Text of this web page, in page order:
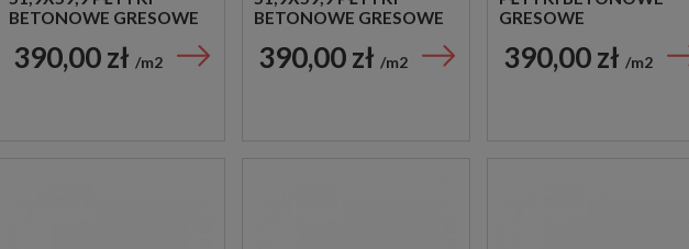
BETONOWE GRESOWE
390,00 zł m2
BETONOWE GRESOWE
390,00 zł m2
GRESOWE
390,00 zł m2